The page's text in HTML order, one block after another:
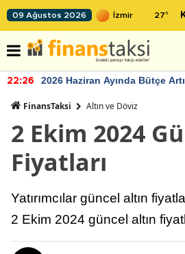
09 Ağustos 2026 27°
22:26 2026 Haziran Ayında Bütçe
FinansTaksi Altın ve Döviz
2 Ekim 2024
Fiyatları
Yatırımcılar güncel altın
2 Ekim 2024 güncel altın